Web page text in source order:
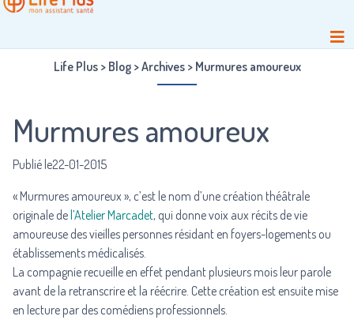
Life Plus> Blog>Archives> Murmures amoureux
Murmures amoureux
Publié le22-01-2015
« Murmures amoureux », c’est le nom d’une création théâtrale
originale de l’Atelier Marcadet, qui donne voix aux récits de vie
amoureuse des vieilles personnes résidant en foyers-logements ou
établissements médicalisés.
La compagnie recueille en effet pendant plusieurs mois leur parole
avant de la retranscrire et la réécrire. Cette création est ensuite mise
en lecture par des comédiens professionnels.